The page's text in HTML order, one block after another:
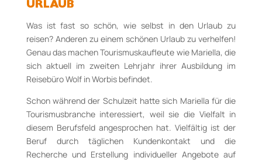
URLAUB
Was ist fast so schön, wie selbst in den Urlaub zu
reisen? Anderen zu einem schönen Urlaub zu verhelfen!
Genau das machen Tourismuskaufleute wie Mariella, die
sich aktuell im zweiten Lehrjahr ihrer Ausbildung im
Reisebüro Wolf in Worbis befindet.
Schon während der Schulzeit hatte sich Mariella für die
Tourismusbranche interessiert, weil sie die Vielfalt in
diesem Berufsfeld angesprochen hat. Vielfältig ist der
Beruf durch täglichen Kundenkontakt und die
Recherche und Erstellung individueller Angebote auf